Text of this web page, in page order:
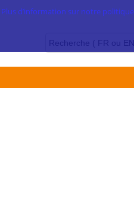
Plus d’information sur notre